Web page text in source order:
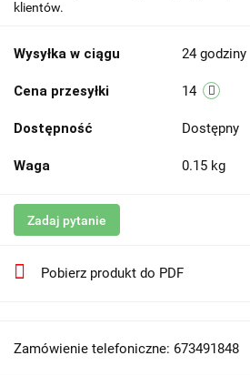
klientów.
Wysyłka w ciągu 24 godziny
Cena przesyłki 14
Dostępność Dostępny
Waga 0.15 kg
Zadaj pytanie
Pobierz produkt do PDF
Zamówienie telefoniczne: 673491848